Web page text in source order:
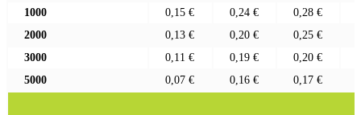
1000
0,15 € 0,24 € 0,28 €
2000
0,13 € 0,20 € 0,25 €
3000
0,11 € 0,19 € 0,20 €
5000
0,07 € 0,16 € 0,17 €